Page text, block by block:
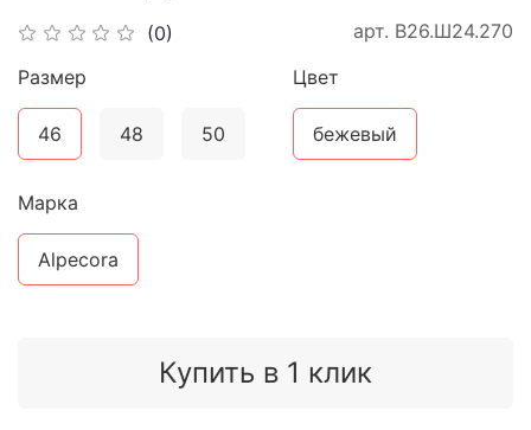
(0) арт. В26.Ш24.270
Купить в 1 клик
Размер
46 48 50
Цвет
бежевый
Марка
Alpecora